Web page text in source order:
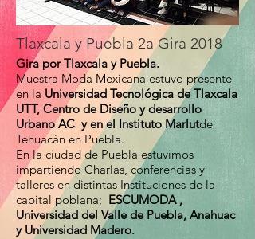
Tlaxcala y Puebla 2a Gira 2018
Gira por Tlaxcala y Puebla.
Muestra Moda Mexicana estuvo presente
en la Universidad Tecnológica de Tlaxcala
UTT, Centro de Diseño y desarrollo
Urbano AC y en el Instituto Marlutde
Tehuacán en Puebla.
En la ciudad de Puebla estuvimos
impartiendo Charlas, conferencias y
talleres en distintas Instituciones de la
capital poblana; ESCUMODA ,
Universidad del Valle de Puebla, Anahuac
y Universidad Madero.